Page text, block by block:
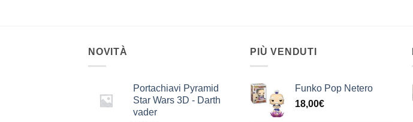
NOVITÀ
Portachiavi Pyramid
Star Wars 3D - Darth
vader
PIÙ VENDUTI
Funko Pop Netero
18,00€